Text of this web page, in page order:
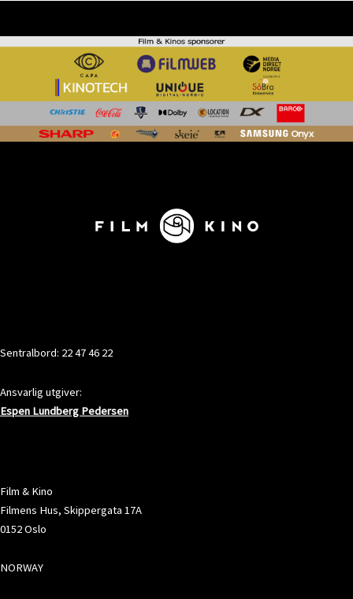
Sentralbord: 22 47 46 22
Ansvarlig utgiver:
Espen Lundberg Pedersen
Film & Kino
Filmens Hus, Skippergata 17A
0152 Oslo
NORWAY